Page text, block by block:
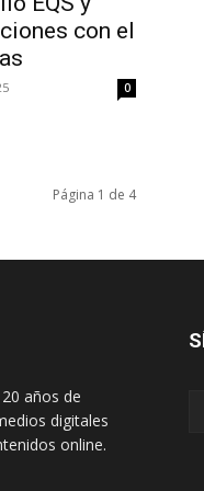
con el
0
Página 1 de 4
años de
digitales
online.